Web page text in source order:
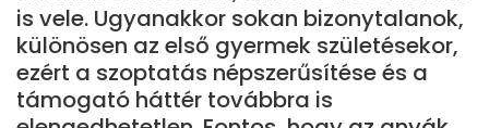
is vele. Ugyanakkor sokan bizonytalanok,
különösen az első gyermek születésekor,
ezért a szoptatás népszerűsítése és a
támogató háttér továbbra is